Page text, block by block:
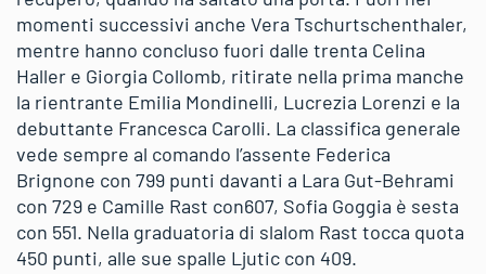
momenti successivi anche Vera Tschurtschenthaler,
mentre hanno concluso fuori dalle trenta Celina
Haller e Giorgia Collomb, ritirate nella prima manche
la rientrante Emilia Mondinelli, Lucrezia Lorenzi e la
debuttante Francesca Carolli. La classifica generale
vede sempre al comando l’assente Federica
Brignone con 799 punti davanti a Lara Gut-Behrami
con 729 e Camille Rast con607, Sofia Goggia è sesta
con 551. Nella graduatoria di slalom Rast tocca quota
450 punti, alle sue spalle Ljutic con 409.